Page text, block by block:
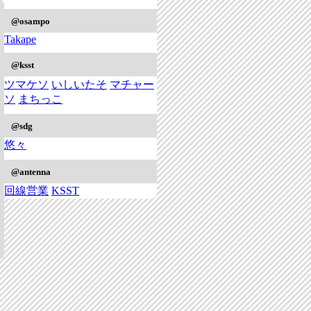
@osampo
Takape
@ksst
ツマケソ いしいたそ マチャー
ソ まちっこ
@sdg
悠々
@antenna
回線営業 KSST